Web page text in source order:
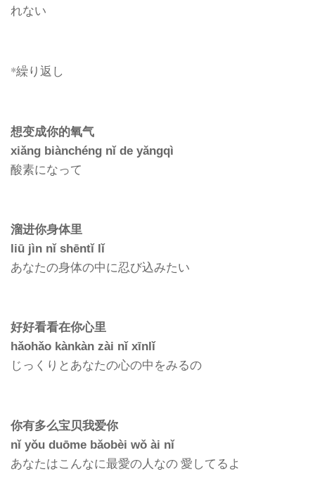
れない
*繰り返し
想变成你的氧气
xiǎng biànchéng nǐ de yǎngqì
酸素になって
溜进你身体里
liū jìn nǐ shēntǐ lǐ
あなたの身体の中に忍び込みたい
好好看看在你心里
hǎohǎo kànkàn zài nǐ xīnlǐ
じっくりとあなたの心の中をみるの
你有多么宝贝我爱你
nǐ yǒu duōme bǎobèi wǒ ài nǐ
あなたはこんなに最愛の人なの 愛してるよ